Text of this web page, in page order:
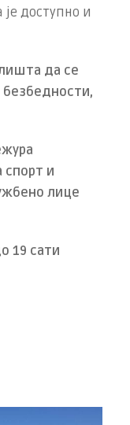
доступно и
да се
безбедности,
спорт и
лице
19 сати